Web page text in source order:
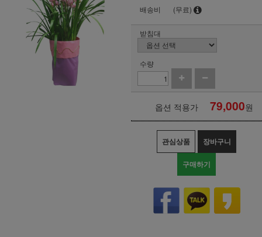
배송비
(무료)
받침대
수량
옵션 적용가 79,000원
관심상품 장바구니
구매하기